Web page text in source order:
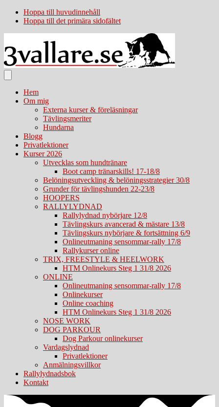
Hoppa till huvudinnehåll
Hoppa till det primära sidofältet
Hem
Om mig
Externa kurser & föreläsningar
Tävlingsmeriter
Hundarna
Blogg
Privatlektioner
Kurser 2026
Utvecklas som hundtränare
Boot camp tränarskills! 17-18/8
Belöningsutveckling & belöningsstrategier 30/8
Grunder för tävlingshunden 22-23/8
HOOPERS
RALLYLYDNAD
Rallylydnad nybörjare 12/8
Tävlingskurs avancerad & mästare 13/8
Tävlingskurs nybörjare & fortsättning 6/9
Onlineutmaning sensommar-rally 17/8
Rallykurser online
TRIX, FREESTYLE & HEELWORK
HTM Onlinekurs Steg 1 31/8 2026
ONLINE
Onlineutmaning sensommar-rally 17/8
Onlinekurser
Online coaching
HTM Onlinekurs Steg 1 31/8 2026
NOSE WORK
DOG PARKOUR
Dog Parkour onlinekurser
Vardagslydnad
Privatlektioner
Anmälningsvillkor
Rallylydnadsbok
Kontakt